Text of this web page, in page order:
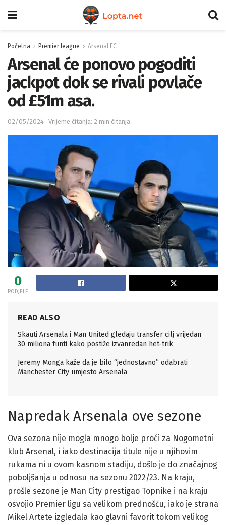
Početna Premier league Arsenal FC
Arsenal će ponovo pogoditi
jackpot dok se rivali povlače
od £51m asa.
02/05/2024 Vrijeme čitanja: 2 min čitanja
0
PODJELE
READ ALSO
Skauti Arsenala i Man United gledaju transfer cilj vrijedan
30 miliona funti kako postiže izvanredan het-trik
Jeremy Monga kaže da je bilo “jednostavno” odabrati
Manchester City umjesto Arsenala
Napredak Arsenala ove sezone
Ova sezona nije mogla mnogo bolje proći za Nogometni
klub Arsenal, i iako destinacija titule nije u njihovim
rukama ni u ovom kasnom stadiju, došlo je do značajnog
poboljšanja u odnosu na sezonu 2022/23. Na kraju,
prošle sezone je Man City prestigao Topnike i na kraju
osvojio Premier ligu sa velikom prednošću, iako je strana
Mikel Artete izgledala kao glavni favorit tokom velikog